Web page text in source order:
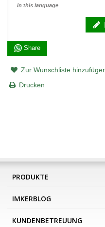
in this language
Share
Zur Wunschliste
Drucken
PRODUKTE
IMKERBLOG
KUNDENBETREUUNG